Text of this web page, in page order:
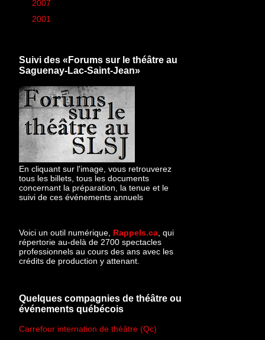
2007
2001
Suivi des «Forums sur le théâtre au
Saguenay-Lac-Saint-Jean»
En cliquant sur l'image, vous retrouverez
tous les billets, tous les documents
concernant la préparation, la tenue et le
suivi de ces événements annuels
Voici un outil numérique, Rappels.ca , qui
répertorie au-delà de 2700 spectacles
professionnels au cours des ans avec les
crédits de production y attenant.
Quelques compagnies de théâtre ou
événements québécois
Carrefour internation de théâtre (Qc)